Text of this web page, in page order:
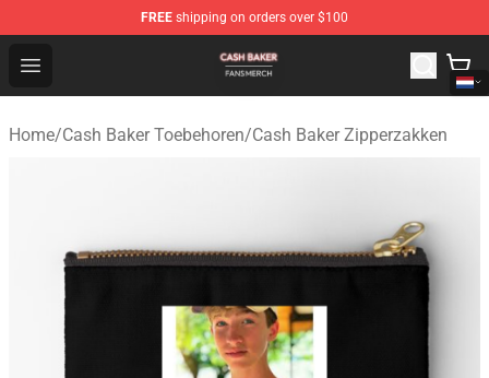
FREE shipping on orders over $100
Open menu
Cash Baker Shop - Official Cash Baker Merchandise
Home/Cash Baker Toebehoren/Cash Baker Zipperzakken